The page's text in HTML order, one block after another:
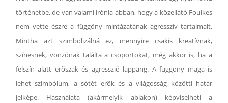
történetbe, de van valami irónia abban, hogy a közellátó Foulkes
nem vette észre a függöny mintázatának agresszív tartalmait.
Mintha azt szimbolizálná ez, mennyire csakis kreatívnak,
színesnek, vonzónak találta a csoportokat, még akkor is, ha a
felszín alatt erõszak és agresszió lappang. A függöny maga is
lehet szimbólum, a sötét erõk és a világosság közötti határ
jelképe. Használata (akármelyik ablakon) képviselheti a